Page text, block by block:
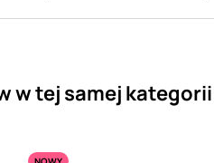
w tej samej